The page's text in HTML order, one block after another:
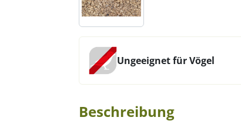
Ungeeignet für Vögel
Beschreibung